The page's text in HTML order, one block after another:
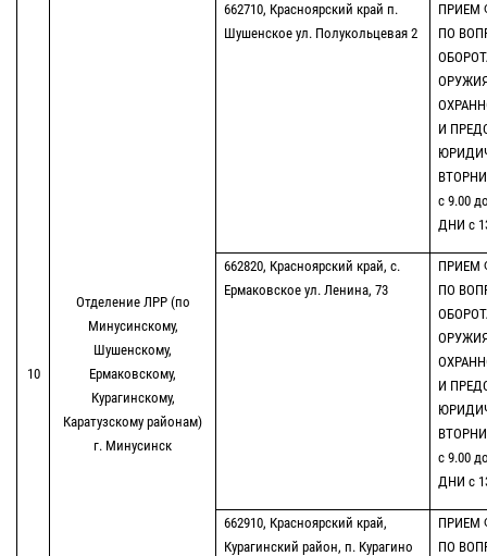
10
Отделение ЛРР (по
Минусинскому,
Шушенскому,
Ермаковскому,
Курагинскому,
Каратузскому районам)
г. Минусинск
662710, Красноярский край п.
Шушенское ул. Полукольцевая 2
ПРИЕМ
ПО
И
с 9.00
ДНИ с
662820, Красноярский край, с.
Ермаковское ул. Ленина, 73
ПРИЕМ
ПО
И
с 9.00
ДНИ с
662910, Красноярский край,
Курагинский район, п. Курагино
ПРИЕМ
ПО